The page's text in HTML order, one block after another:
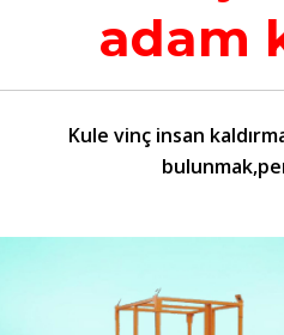
adam
Kule vinç insan